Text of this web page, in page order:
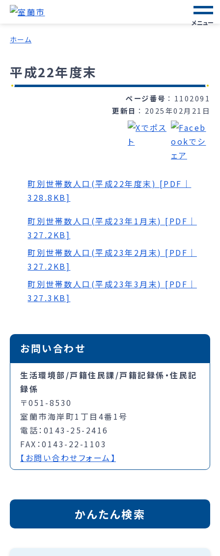
メニュー
ホーム
平成22年度末
ページ番号
1102091
更新日
2025年02月21日
町別世帯数人口(平成22年度末) [PDF｜
328.8KB]
町別世帯数人口(平成23年1月末) [PDF｜
327.2KB]
町別世帯数人口(平成23年2月末) [PDF｜
327.2KB]
町別世帯数人口(平成23年3月末) [PDF｜
327.3KB]
お問い合わせ
生活環境部/戸籍住民課/戸籍記録係・住民記
録係
〒051-8530
室蘭市海岸町1丁目4番1号
電話：0143-25-2416
FAX：0143-22-1103
【お問い合わせフォーム】
かんたん検索